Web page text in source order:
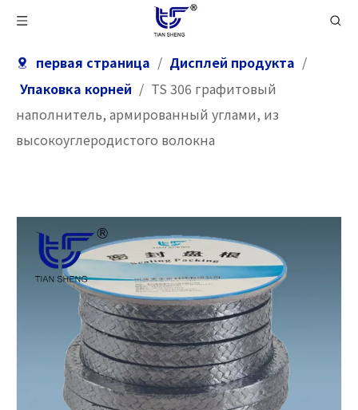
первая страница / Дисплей продукта /
Упаковка корней / TS 306 графитовый
наполнитель, армированный углами, из
высокоуглеродистого волокна